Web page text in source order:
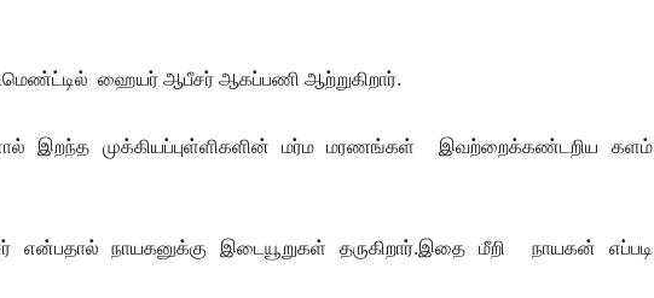
ஹையர் ஆபீசர் ஆகப்பணி ஆற்றுகிறார்.
இறந்த முக்கியப்புள்ளிகளின் மர்ம மரணங்கள் இவற்றைக்கண்டறிய களம்
நாயகனுக்கு இடையூறுகள் தருகிறார்.இதை மீறி நாயகன் எப்படி